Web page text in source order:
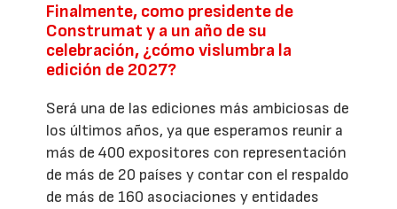
Finalmente, como presidente de
Construmat y a un año de su
celebración, ¿cómo vislumbra la
edición de 2027?
Será una de las ediciones más ambiciosas de
los últimos años, ya que esperamos reunir a
más de 400 expositores con representación
de más de 20 países y contar con el respaldo
de más de 160 asociaciones y entidades